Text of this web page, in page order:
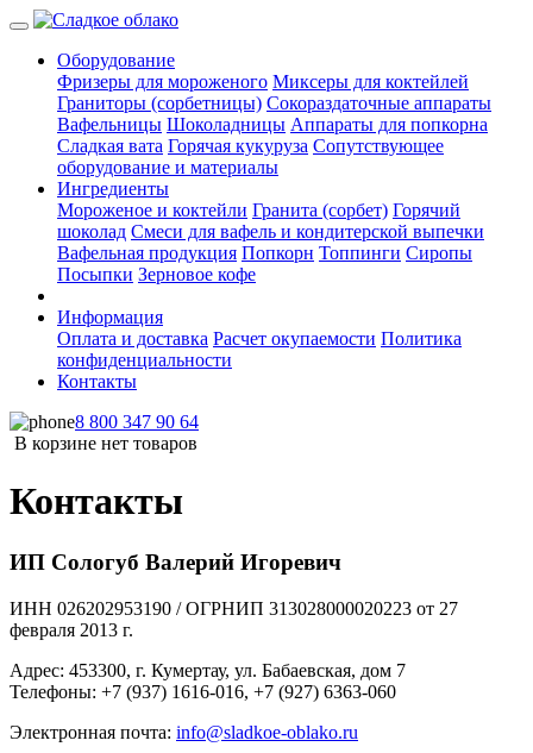
Оборудование
Фризеры для мороженого Миксеры для коктейлей
Граниторы (сорбетницы) Сокораздаточные аппараты
Вафельницы Шоколадницы Аппараты для попкорна
Сладкая вата Горячая кукуруза Сопутствующее
оборудование и материалы
Ингредиенты
Мороженое и коктейли Гранита (сорбет) Горячий
шоколад Смеси для вафель и кондитерской выпечки
Вафельная продукция Попкорн Топпинги Сиропы
Посыпки Зерновое кофе
Информация
Оплата и доставка Расчет окупаемости Политика
конфиденциальности
Контакты
8 800 347 90 64
В корзине нет товаров
Контакты
ИП Сологуб Валерий Игоревич
ИНН 026202953190 / ОГРНИП 313028000020223 от 27
февраля 2013 г.
Адрес: 453300, г. Кумертау, ул. Бабаевская, дом 7
Телефоны: +7 (937) 1616-016, +7 (927) 6363-060
Электронная почта: info@sladkoe-oblako.ru